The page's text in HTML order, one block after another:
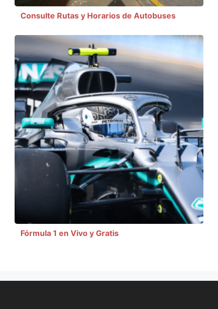
Consulte Rutas y Horarios de Autobuses
Fórmula 1 en Vivo y Gratis